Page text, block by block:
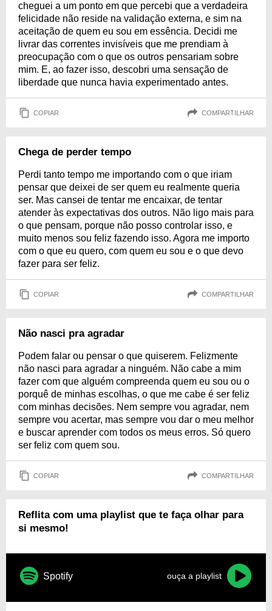
cheguei a um ponto em que percebi que a verdadeira
felicidade não reside na validação externa, e sim na
aceitação de quem eu sou em essência. Decidi me
livrar das correntes invisíveis que me prendiam à
preocupação com o que os outros pensariam sobre
mim. E, ao fazer isso, descobri uma sensação de
liberdade que nunca havia experimentado antes.
COPIAR COMPARTILHAR
Chega de perder tempo
Perdi tanto tempo me importando com o que iriam
pensar que deixei de ser quem eu realmente queria
ser. Mas cansei de tentar me encaixar, de tentar
atender às expectativas dos outros. Não ligo mais para
o que pensam, porque não posso controlar isso, e
muito menos sou feliz fazendo isso. Agora me importo
com o que eu quero, com quem eu sou e o que devo
fazer para ser feliz.
COPIAR COMPARTILHAR
Não nasci pra agradar
Podem falar ou pensar o que quiserem. Felizmente
não nasci para agradar a ninguém. Não cabe a mim
fazer com que alguém compreenda quem eu sou ou o
porquê de minhas escolhas, o que me cabe é ser feliz
com minhas decisões. Nem sempre vou agradar, nem
sempre vou acertar, mas sempre vou dar o meu melhor
e buscar aprender com todos os meus erros. Só quero
ser feliz com quem sou.
COPIAR COMPARTILHAR
Reflita com uma playlist que te faça olhar para
si mesmo!
Spotify ouça a playlist